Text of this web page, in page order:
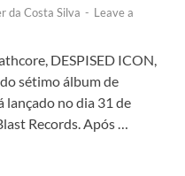
da Costa Silva - Leave a
DESPISED ICON,
sétimo álbum de
lançado no dia 31 de
Records. Após …